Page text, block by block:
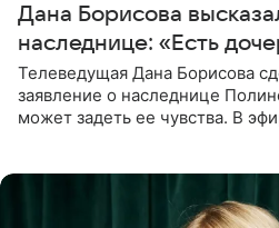
Дана Борисова
наследнице: «Есть
Телеведущая Дана Борисова
заявление о наследнице
может задеть ее чувства. В